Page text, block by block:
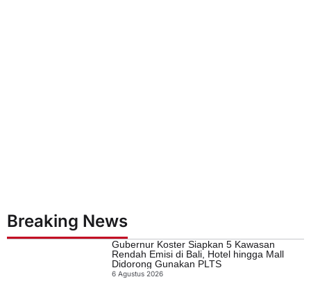
Breaking News
Gubernur Koster Siapkan 5 Kawasan
Rendah Emisi di Bali, Hotel hingga Mall
Didorong Gunakan PLTS
6 Agustus 2026